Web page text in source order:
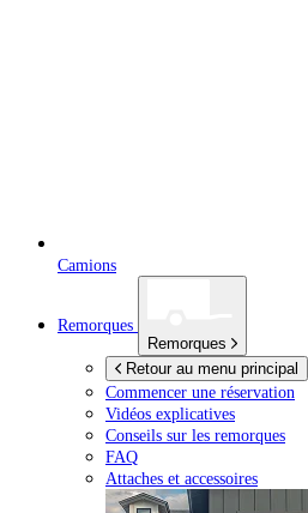
Camions
Remorques
Remorques
Retour au menu principal
Commencer une réservation
Vidéos explicatives
Conseils sur les remorques
FAQ
Attaches et accessoires